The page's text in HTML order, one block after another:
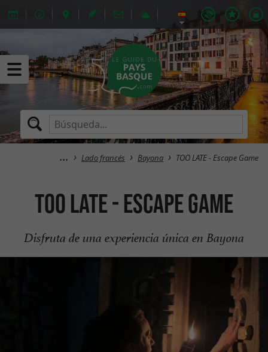
Lado francés Bayona TOO LATE - Escape Game
TOO LATE - Escape Game
Disfruta de una experiencia única en Bayona